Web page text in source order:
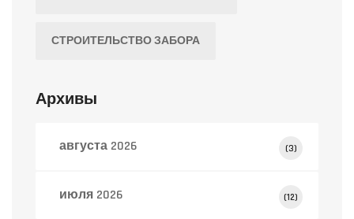
СТРОИТЕЛЬСТВО ЗАБОРА
Архивы
августа 2026 (3)
июля 2026 (12)